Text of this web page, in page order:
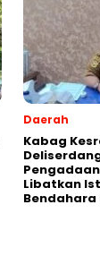
Daerah
Kabag
Libatkan
Bendahara